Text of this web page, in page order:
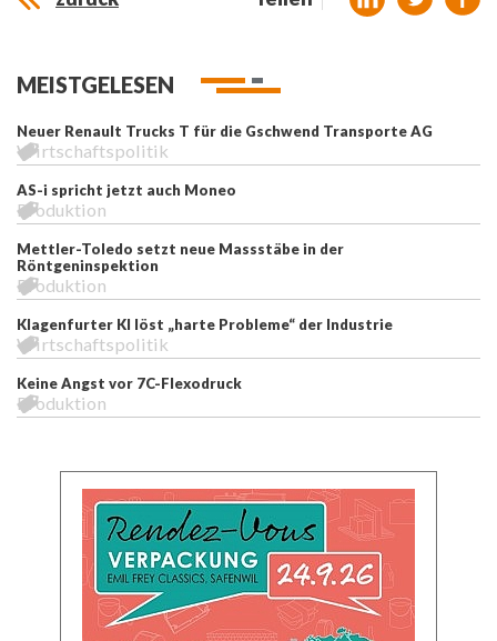
MEISTGELESEN
Neuer Renault Trucks T für die Gschwend Transporte AG
Wirtschaftspolitik
AS-i spricht jetzt auch Moneo
Produktion
Mettler-Toledo setzt neue Massstäbe in der
Röntgeninspektion
Produktion
Klagenfurter KI löst „harte Probleme“ der Industrie
Wirtschaftspolitik
Keine Angst vor 7C-Flexodruck
Produktion